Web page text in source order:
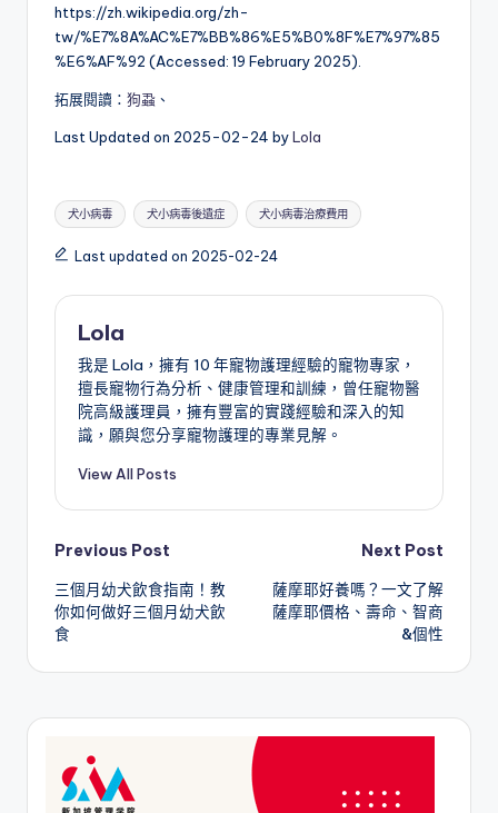
https://zh.wikipedia.org/zh-
tw/%E7%8A%AC%E7%BB%86%E5%B0%8F%E7%97%85
%E6%AF%92 (Accessed: 19 February 2025).
拓展閱讀： 狗蝨 、
Last Updated on 2025-02-24 byLola
Tags:
犬小病毒 犬小病毒後遺症 犬小病毒治療費用
Last updated on 2025-02-24
Lola
我是 Lola，擁有 10 年寵物護理經驗的寵物專家，
擅長寵物行為分析、健康管理和訓練，曾任寵物醫
院高級護理員，擁有豐富的實踐經驗和深入的知
識，願與您分享寵物護理的專業見解。
View All Posts
Post
navigation
Previous Post
三個月幼犬飲食指南！教
你如何做好三個月幼犬飲
食
Next Post
薩摩耶好養嗎？一文了解
薩摩耶價格、壽命、智商
&個性